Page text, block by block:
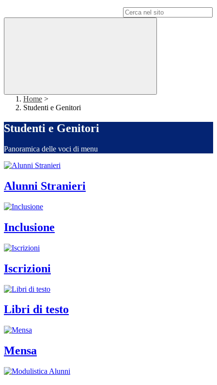
Home >
Studenti e Genitori
Studenti e Genitori
Panoramica delle voci di menu
Alunni Stranieri
Inclusione
Iscrizioni
Libri di testo
Mensa